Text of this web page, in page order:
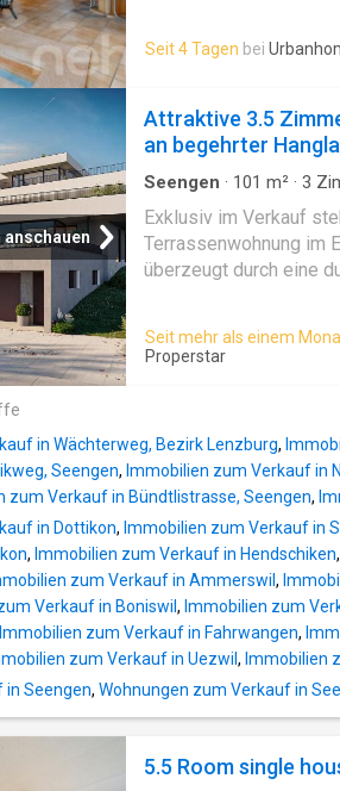
Seit 4 Tagen bei
anschauen
Attraktive 3.5
an begehrter
Seengen · 101 m² · 3
Keller
Exklusiv im Verkauf
Terrassenwohnung im
überzeugt durch eine
Materialien und
optimal genutzter
offene Wohn- und
angenehmes
Terrasse verteilt auf
Qualität und Komfort
Materialien bis hin zur
welche zeitlose
vereint.Ergänzt wird
eigenen Kellerraum
Tiefgarage mit Platz
Tiefgaranplätze
oder Einzelpersonen,
Seit mehr als einem
Properstar
in Wächterweg, Bezirk Lenzburg,
Seengen, Immobilien zum Verkauf in
zum Verkauf in Bündtlistrasse, Seengen,
in Dottikon, Immobilien zum Verkauf in
, Immobilien zum Verkauf in Hendschiken,
zum Verkauf in Ammerswil ,
Verkauf in Boniswil , Immobilien zum
Immobilien zum Verkauf in Fahrwangen,
zum Verkauf in Uezwil , Immobilien
in Seengen, Wohnungen zum Verkauf in
5.5 Room single